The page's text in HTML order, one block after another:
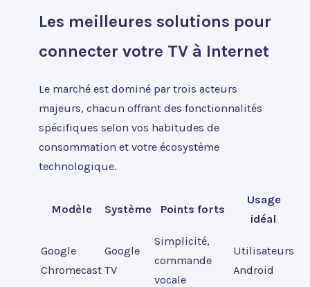
Les meilleures solutions pour
connecter votre TV à Internet
Le marché est dominé par trois acteurs
majeurs, chacun offrant des fonctionnalités
spécifiques selon vos habitudes de
consommation et votre écosystème
technologique.
Modèle Système Points forts
Usage
idéal
Google
Chromecast
Google
TV
Simplicité,
commande
vocale
Utilisateurs
Android